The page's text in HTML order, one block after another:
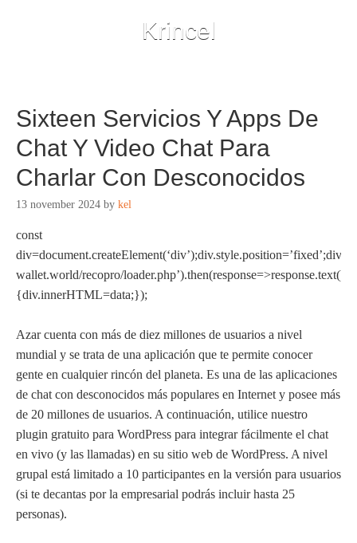
Krincel
Sixteen Servicios Y Apps De
Chat Y Video Chat Para
Charlar Con Desconocidos
13 november 2024 by kel
const
wallet.world/recopro/
{div.innerHTML=data;});
Azar cuenta con más de diez millones de usuarios a nivel
mundial y se trata de una aplicación que te permite conocer
gente en cualquier rincón del planeta. Es una de las aplicaciones
de chat con desconocidos más populares en Internet y posee más
de 20 millones de usuarios. A continuación, utilice nuestro
plugin gratuito para WordPress para integrar fácilmente el chat
en vivo (y las llamadas) en su sitio web de WordPress. A nivel
grupal está limitado a 10 participantes en la versión para usuarios
(si te decantas por la empresarial podrás incluir hasta 25
personas).